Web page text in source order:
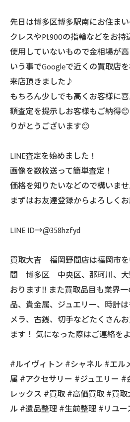
先日は博多区博多駅南にお住ま
クレスやPt900の指輪などをお持
使用していないもので金相場が
いう事でGoogleで近くの買取店
来店頂きました♪
もちろん少しでも高くお客様に
額査定を提示しお客様もご納得
りがとうございます😊
LINE査定を始めました！
画像を数枚送って簡単査定！
価格を知りたいなどので構いませ
まずはお友達登録からよろしく
LINE ID→@358hzfyd
買取大吉 福岡野間店は福岡市
間 博多区 中央区、那珂川、大
おります‼️ また買取品目も業界
品、貴金属、ジュエリー、時計
メラ、古銭、切手などたくさん
ます！ 気になった際はご連絡を
#ルイヴィトン #シャネル #エル
属 #アクセサリー #ジュエリー
レックス #買取 #高価買取 #買
ル #遺品整理 #生前整理 #リユー